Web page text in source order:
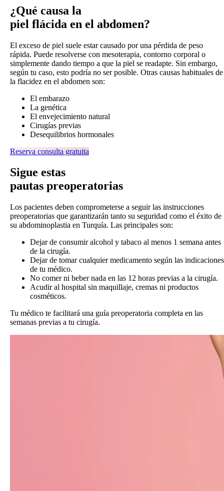
¿Qué causa la
piel flácida en el abdomen?
El exceso de piel suele estar causado por una pérdida de peso
rápida. Puede resolverse con mesoterapia, contorno corporal o
simplemente dando tiempo a que la piel se readapte. Sin embargo,
según tu caso, esto podría no ser posible. Otras causas habituales de
la flacidez en el abdomen son:
El embarazo
La genética
El envejecimiento natural
Cirugías previas
Desequilibrios hormonales
Reserva consulta gratuita
Sigue estas
pautas preoperatorias
Los pacientes deben comprometerse a seguir las instrucciones
preoperatorias que garantizarán tanto su seguridad como el éxito de
su abdominoplastia en Turquía. Las principales son:
Dejar de consumir alcohol y tabaco al menos 1 semana antes
de la cirugía.
Dejar de tomar cualquier medicamento según las indicaciones
de tu médico.
No comer ni beber nada en las 12 horas previas a la cirugía.
Acudir al hospital sin maquillaje, cremas ni productos
cosméticos.
Tu médico te facilitará una guía preoperatoria completa en las
semanas previas a tu cirugía.